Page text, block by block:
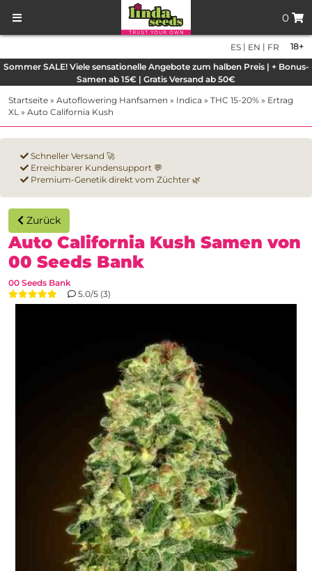
0
18+
ES | EN | FR
Sommer SALE! Viele sensationelle Angebote zum halben Preis | + Bonus-
Samen ab 15€ | Gratis Versand ab 50€
Startseite » Autoflowering Hanfsamen » Indica » THC 15-20% » Ertrag
XL » Auto California Kush
Schneller Versand 🚀
Erreichbarer Kundensupport 💬
Premium-Genetik direkt vom Züchter 🌿
Zurück
Auto California Kush Samen von
00 Seeds Bank
00 Seeds Bank
5.0/5 (3)